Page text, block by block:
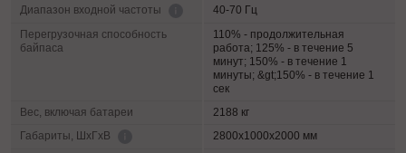
Диапазон входной частоты
40-70 Гц
Перегрузочная способность
байпаса
110% - продолжительная
работа; 125% - в течение 5
минут; 150% - в течение 1
минуты; &gt;150% - в течение 1
сек
Вес, включая батареи
2188 кг
Габариты, ШхГхВ
2800х1000х2000 мм